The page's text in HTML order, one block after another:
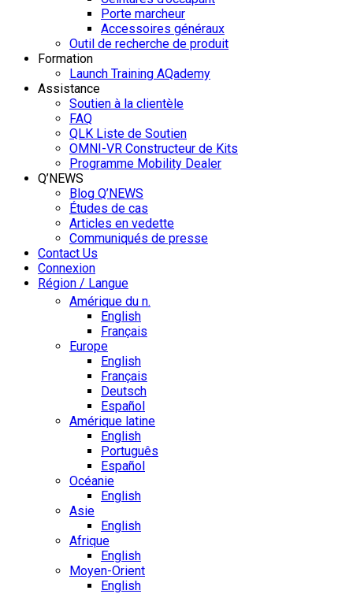
Porte marcheur
Accessoires généraux
Outil de recherche de produit
Formation
Launch Training AQademy
Assistance
Soutien à la clientèle
FAQ
QLK Liste de Soutien
OMNI-VR Constructeur de Kits
Programme Mobility Dealer
Q’NEWS
Blog Q’NEWS
Études de cas
Articles en vedette
Communiqués de presse
Contact Us
Connexion
Région / Langue
Amérique du n.
English
Français
Europe
English
Français
Deutsch
Español
Amérique latine
English
Português
Español
Océanie
English
Asie
English
Afrique
English
Moyen-Orient
English